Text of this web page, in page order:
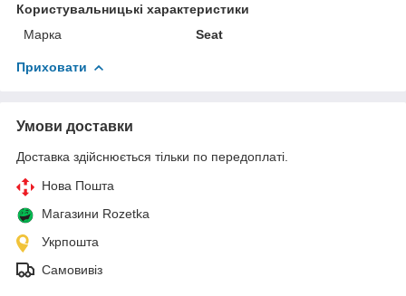
Користувальницькі характеристики
Марка
Seat
Приховати
Умови доставки
Доставка здійснюється тільки по передоплаті.
Нова Пошта
Магазини Rozetka
Укрпошта
Самовивіз